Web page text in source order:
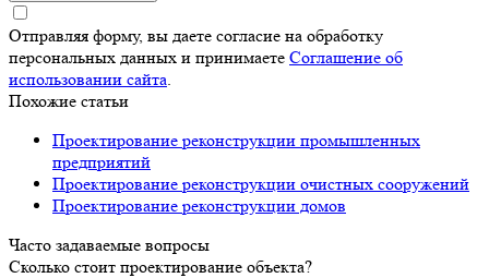
Отправляя форму, вы даете согласие на обработку
персональных данных и принимаете Соглашение об
использовании сайта.
Похожие статьи
Проектирование реконструкции промышленных
предприятий
Проектирование реконструкции очистных сооружений
Проектирование реконструкции домов
Часто задаваемые вопросы
Сколько стоит проектирование объекта?